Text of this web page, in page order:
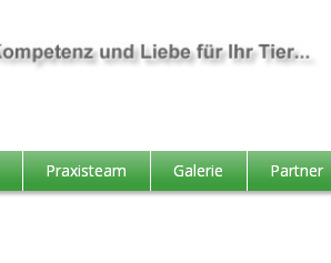
Praxisteam Galerie Partner